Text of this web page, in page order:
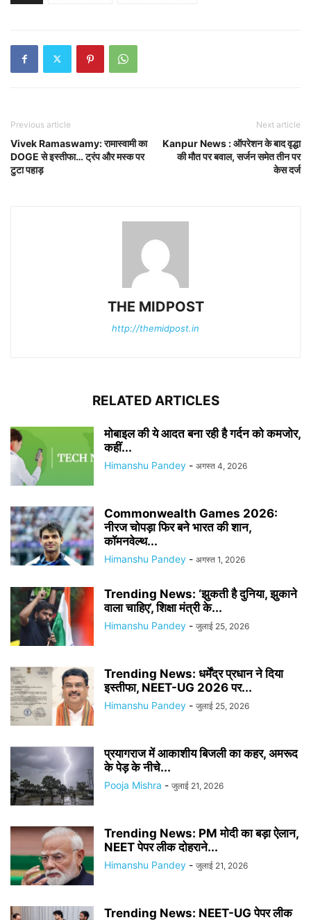
Previous article
Vivek Ramaswamy: रामास्वामी का
DOGE से इस्तीफा… ट्रंप और मस्क पर
टुटा पहाड़
Next article
Kanpur News : ऑपरेशन के बाद वृद्धा
की मौत पर बवाल, सर्जन समेत तीन पर
केस दर्ज
THE MIDPOST
http://themidpost.in
RELATED ARTICLES
मोबाइल की ये आदत बना रही है गर्दन को कमजोर,
कहीं...
Himanshu Pandey - अगस्त 4, 2026
Commonwealth Games 2026:
नीरज चोपड़ा फिर बने भारत की शान,
कॉमनवेल्थ...
Himanshu Pandey - अगस्त 1, 2026
Trending News: ‘झुकती है दुनिया, झुकाने
वाला चाहिए’, शिक्षा मंत्री के...
Himanshu Pandey - जुलाई 25, 2026
Trending News: धर्मेंद्र प्रधान ने दिया
इस्तीफा, NEET-UG 2026 पर...
Himanshu Pandey - जुलाई 25, 2026
प्रयागराज में आकाशीय बिजली का कहर, अमरूद
के पेड़ के नीचे...
Pooja Mishra - जुलाई 21, 2026
Trending News: PM मोदी का बड़ा ऐलान,
NEET पेपर लीक दोहराने...
Himanshu Pandey - जुलाई 21, 2026
Trending News: NEET-UG पेपर लीक